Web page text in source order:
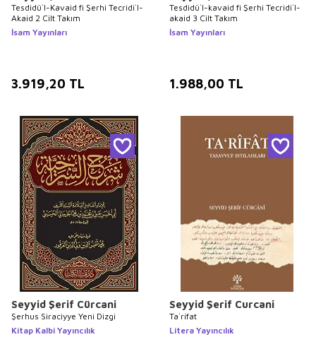
Tesdidü`l-Kavaid fi Şerhi Tecridi`l-
Akaid 2 Cilt Takım
İsam Yayınları
3.919,20 TL
Tesdidü`l-kavaid fi Şerhi Tecridi`l-
akaid 3 Cilt Takım
İsam Yayınları
1.988,00 TL
Seyyid Şerif Cürcani
Şerhus Siraciyye Yeni Dizgi
Kitap Kalbi Yayıncılık
Seyyid Şerif Curcani
Ta`rifat
Litera Yayıncılık